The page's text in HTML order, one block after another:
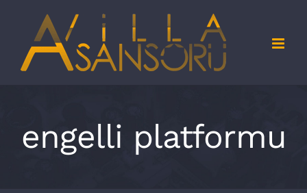
content
engelli platformu